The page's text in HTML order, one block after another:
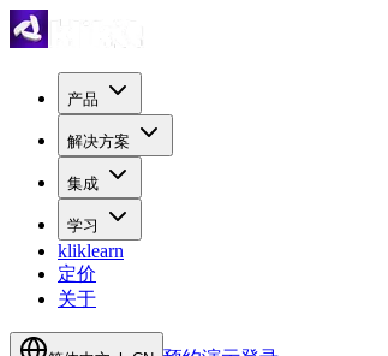
产品
解决方案
集成
学习
kliklearn
定价
关于